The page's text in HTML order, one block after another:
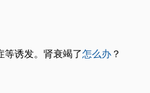
诱发。肾衰竭了怎么办？